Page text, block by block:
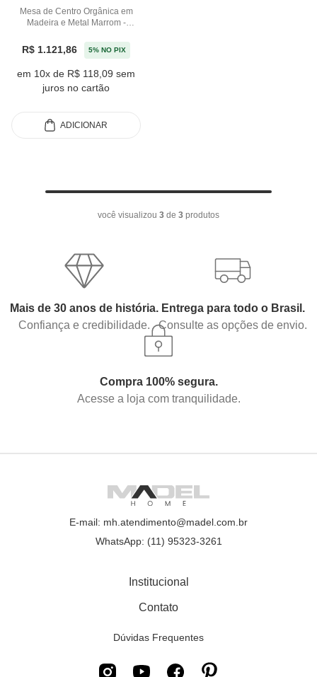
Mesa de Centro Orgânica em
Madeira e Metal Marrom -
R$ 1.121,86 5% NO PIX
em 10x de R$ 118,09 sem
juros no cartão
ADICIONAR
você visualizou 3 de 3 produtos
Mais de 30 anos de história.
Confiança e credibilidade.
Entrega para todo o Brasil.
Consulte as opções de envio.
Compra 100% segura.
Acesse a loja com tranquilidade.
E-mail: mh.atendimento@madel.com.br
WhatsApp: (11) 95323-3261
Institucional
Contato
Dúvidas Frequentes